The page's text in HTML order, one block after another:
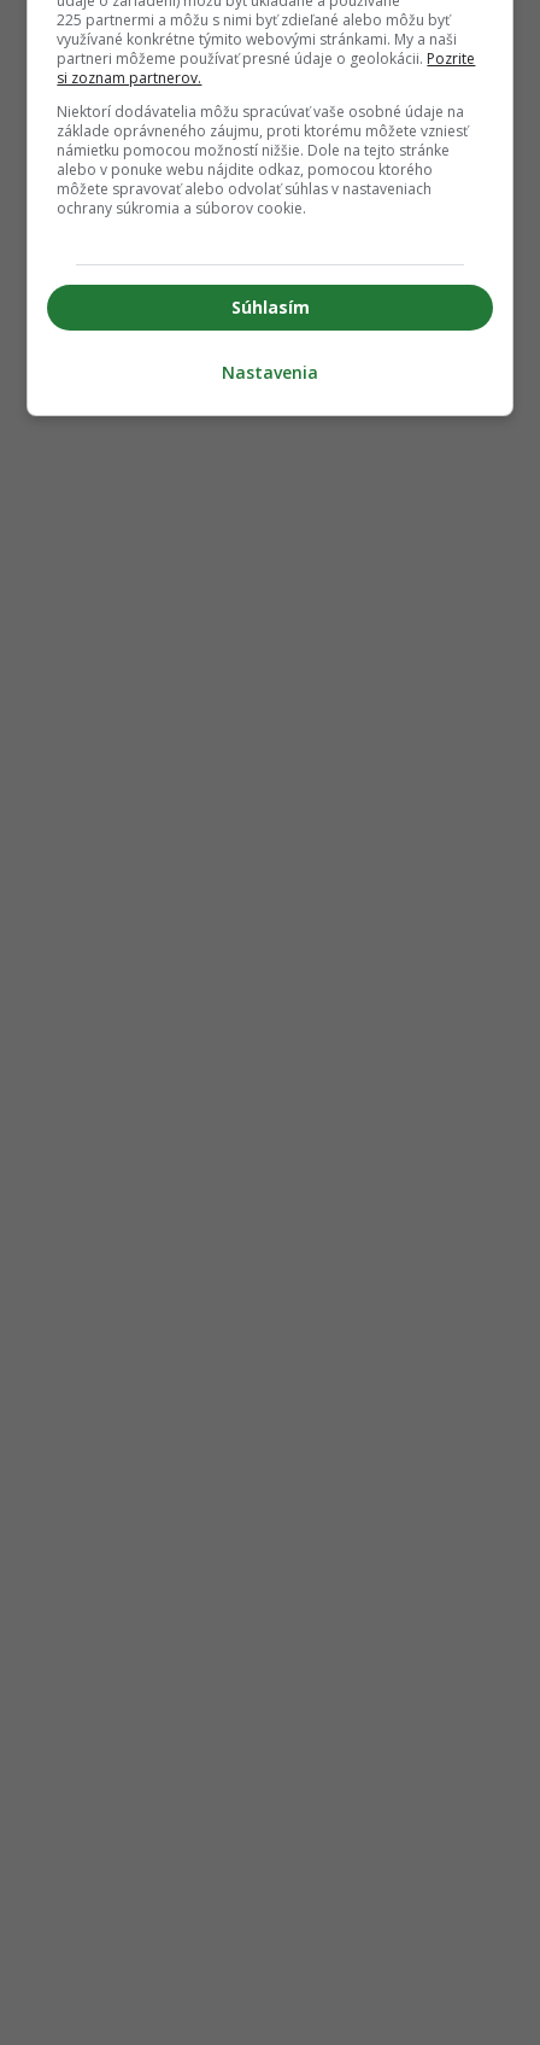
225 partnermi a môžu s nimi byť zdieľané alebo môžu byť
využívané konkrétne týmito webovými stránkami. My a naši
partneri môžeme používať presné údaje o geolokácii. Pozrite
si zoznam partnerov.
Niektorí dodávatelia môžu spracúvať vaše osobné údaje na
základe oprávneného záujmu, proti ktorému môžete vzniesť
námietku pomocou možností nižšie. Dole na tejto stránke
alebo v ponuke webu nájdite odkaz, pomocou ktorého
môžete spravovať alebo odvolať súhlas v nastaveniach
ochrany súkromia a súborov cookie.
Súhlasím
Nastavenia